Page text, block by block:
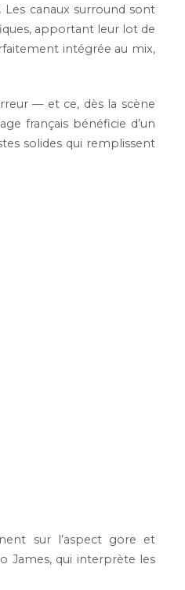
canaux surround sont
apportant leur lot de
intégrée au mix,
— et ce, dès la scène
français bénéficie d’un
solides qui remplissent
sur l’aspect gore et
James, qui interprète les